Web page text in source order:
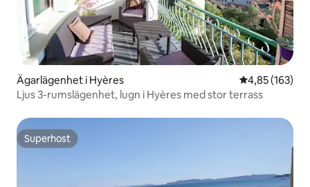
Ägarlägenhet i Hyères 4,85 av 5 i
4,85 (163)
Ljus 3-rumslägenhet, lugn i Hyères med stor terrass
Superhost
Superhost